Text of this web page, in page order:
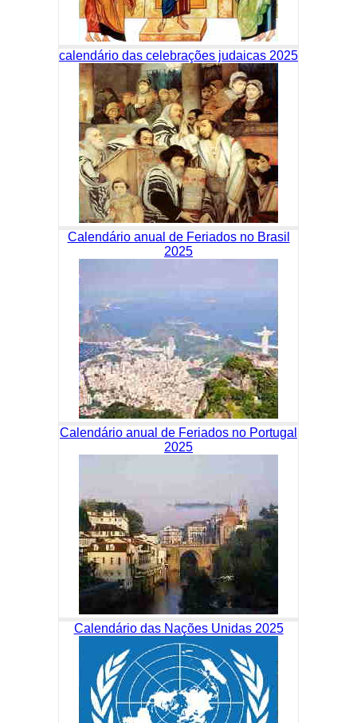
calendário das celebrações judaicas 2025
Calendário anual de Feriados no Brasil
2025
Calendário anual de Feriados no Portugal
2025
Calendário das Nações Unidas 2025